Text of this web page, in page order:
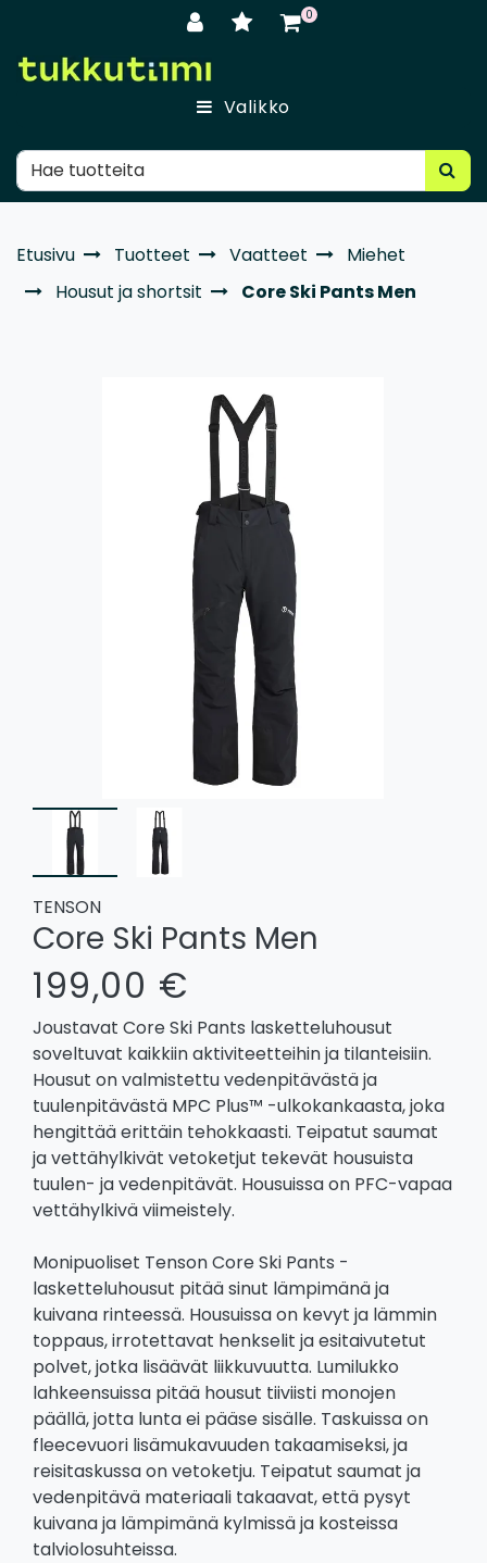
0
Valikko
Etusivu Tuotteet Vaatteet
Miehet
Housut ja shortsit
Core Ski Pants Men
TENSON
Core Ski Pants Men
199,00 €
Joustavat Core Ski Pants lasketteluhousut
soveltuvat kaikkiin aktiviteetteihin ja tilanteisiin.
Housut on valmistettu vedenpitävästä ja
tuulenpitävästä MPC Plus™ -ulkokankaasta, joka
hengittää erittäin tehokkaasti. Teipatut saumat
ja vettähylkivät vetoketjut tekevät housuista
tuulen- ja vedenpitävät. Housuissa on PFC-vapaa
vettähylkivä viimeistely.
Monipuoliset Tenson Core Ski Pants -
lasketteluhousut pitää sinut lämpimänä ja
kuivana rinteessä. Housuissa on kevyt ja lämmin
toppaus, irrotettavat henkselit ja esitaivutetut
polvet, jotka lisäävät liikkuvuutta. Lumilukko
lahkeensuissa pitää housut tiiviisti monojen
päällä, jotta lunta ei pääse sisälle. Taskuissa on
fleecevuori lisämukavuuden takaamiseksi, ja
reisitaskussa on vetoketju. Teipatut saumat ja
vedenpitävä materiaali takaavat, että pysyt
kuivana ja lämpimänä kylmissä ja kosteissa
talviolosuhteissa.